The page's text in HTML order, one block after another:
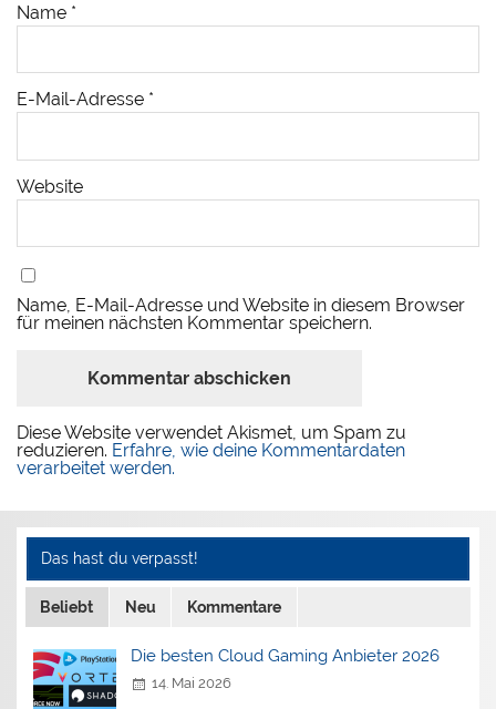
Name *
E-Mail-Adresse *
Website
Name, E-Mail-Adresse und Website in diesem Browser
für meinen nächsten Kommentar speichern.
Diese Website verwendet Akismet, um Spam zu
reduzieren. Erfahre, wie deine Kommentardaten
verarbeitet werden.
Das hast du verpasst!
Beliebt Neu Kommentare
Die besten Cloud Gaming Anbieter 2026
14. Mai 2026